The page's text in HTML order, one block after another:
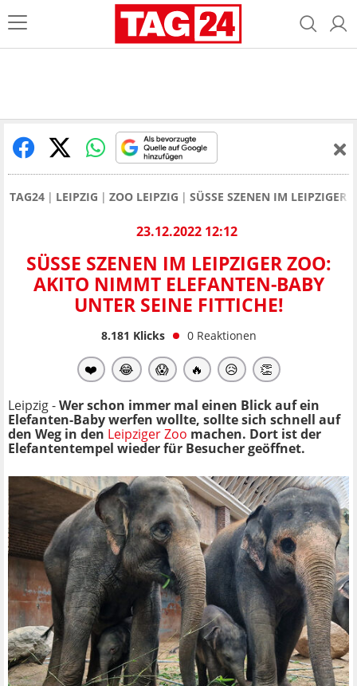
TAG24 LEIPZIG ZOO LEIPZIG SÜSSE SZENEN IM LEIPZIGER
23.12.2022 12:12
SÜSSE SZENEN IM LEIPZIGER ZOO: A
KITO NIMMT ELEFANTEN-BABY U
NTER SEINE FITTICHE!
8.181 Klicks 0 Reaktionen
❤️ 😂 😱 🔥 😥 👏
Leipzig -Wer schon immer mal einen Blick auf ein
Elefanten-Baby werfen wollte, sollte sich schnell auf
den Weg in den Leipziger Zoo machen. Dort ist der
Elefantentempel wieder für Besucher geöffnet.